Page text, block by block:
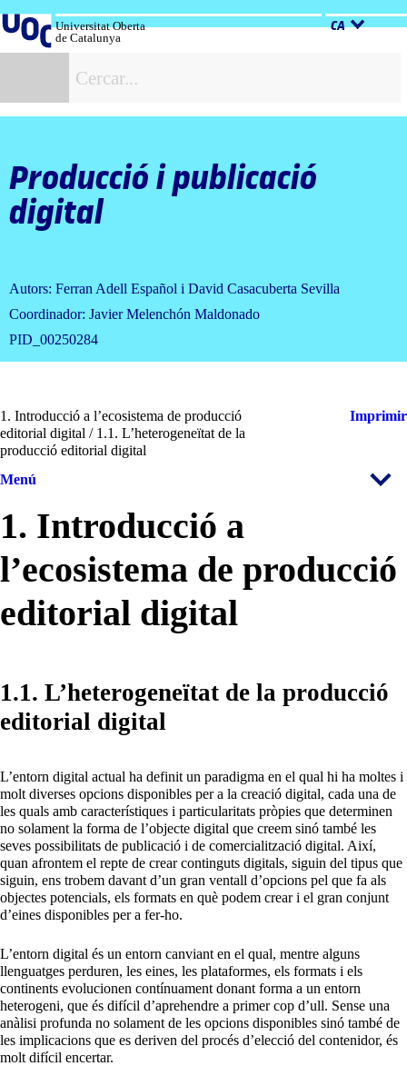
al
contingut
Universitat Oberta
de Catalunya
CA
Producció i publicació
digital
Autors: Ferran Adell Español i David Casacuberta Sevilla
Coordinador: Javier Melenchón Maldonado
PID_00250284
1. Introducció a l’ecosistema de producció
editorial digital / 1.1. L’heterogeneïtat de la
producció editorial digital
Imprimir
Menú
1. Introducció a
l’ecosistema de producció
editorial digital
1.1. L’heterogeneïtat de la producció
editorial digital
L’entorn digital actual ha definit un paradigma en el qual hi ha moltes i
molt diverses opcions disponibles per a la creació digital, cada una de
les quals amb característiques i particularitats pròpies que determinen
no solament la forma de l’objecte digital que creem sinó també les
seves possibilitats de publicació i de comercialització digital. Així,
quan afrontem el repte de crear continguts digitals, siguin del tipus que
siguin, ens trobem davant d’un gran ventall d’opcions pel que fa als
objectes potencials, els formats en què podem crear i el gran conjunt
d’eines disponibles per a fer-ho.
L’entorn digital és un entorn canviant en el qual, mentre alguns
llenguatges perduren, les eines, les plataformes, els formats i els
continents evolucionen contínuament donant forma a un entorn
heterogeni, que és difícil d’aprehendre a primer cop d’ull. Sense una
anàlisi profunda no solament de les opcions disponibles sinó també de
les implicacions que es deriven del procés d’elecció del contenidor, és
molt difícil encertar.